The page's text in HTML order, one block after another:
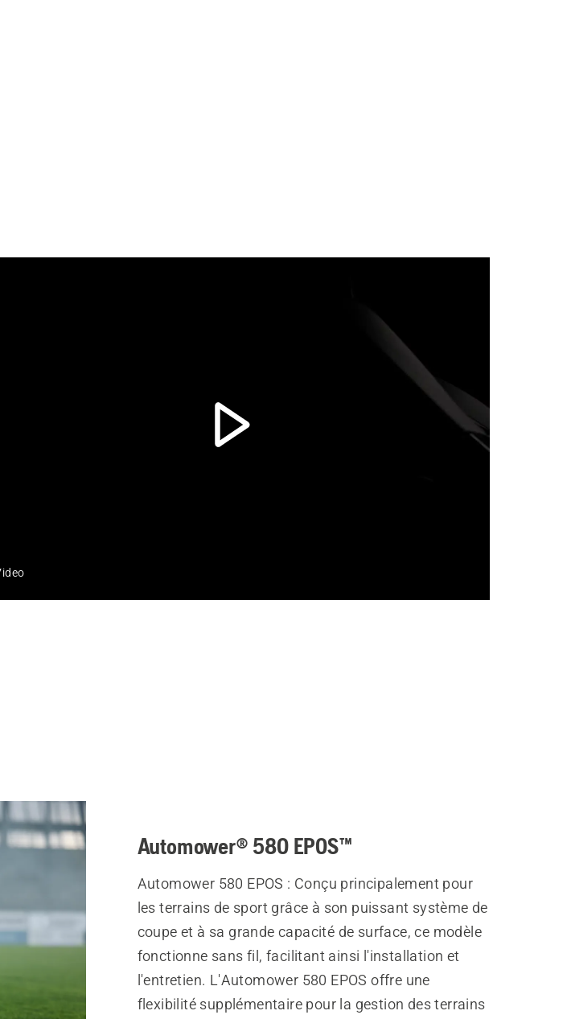
Automower® 580 EPOS™
Automower 580 EPOS : Conçu principalement pour
les terrains de sport grâce à son puissant système de
coupe et à sa grande capacité de surface, ce modèle
fonctionne sans fil, facilitant ainsi l'installation et
l'entretien. L'Automower 580 EPOS offre une
flexibilité supplémentaire pour la gestion des terrains